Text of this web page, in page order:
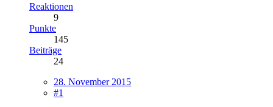
Reaktionen
9
Punkte
145
Beiträge
24
28. November 2015
#1